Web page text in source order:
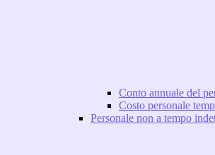
Conto annuale del
Costo personale
Personale non a tempo